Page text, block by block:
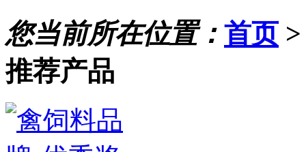
您当前所在位置： 首页
推荐产品